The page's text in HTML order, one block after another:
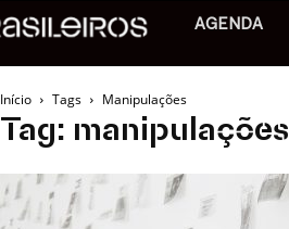
AGENDA
Início Tags Manipulações
Tag: manipulações